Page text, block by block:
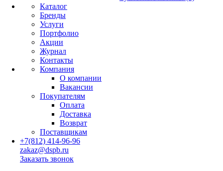
Каталог
Бренды
Услуги
Портфолио
Акции
Журнал
Контакты
Компания
О компании
Вакансии
Покупателям
Оплата
Доставка
Возврат
Поставщикам
+7(812) 414-96-96
zakaz@dspb.ru
Заказать звонок